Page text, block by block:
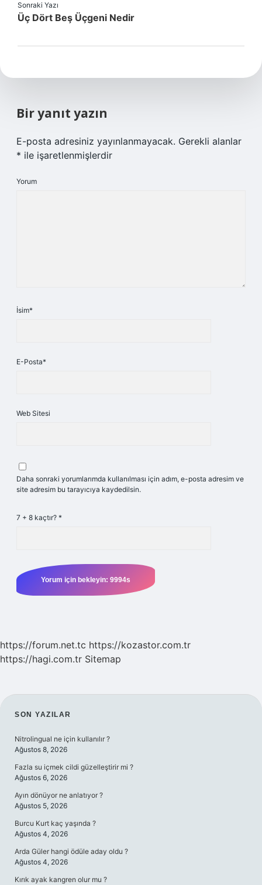
Sonraki Yazı
Üç Dört Beş Üçgeni Nedir
Bir yanıt yazın
E-posta adresiniz yayınlanmayacak. Gerekli alanlar
* ile işaretlenmişlerdir
Yorum
İsim*
E-Posta*
Web Sitesi
Daha sonraki yorumlarımda kullanılması için adım, e-posta adresim ve
site adresim bu tarayıcıya kaydedilsin.
7 + 8 kaçtır? *
https://forum.net.tc https://kozastor.com.tr
https://hagi.com.tr Sitemap
SIDEBAR
SON YAZILAR
Nitrolingual ne için kullanılır ?
Ağustos 8, 2026
Fazla su içmek cildi güzelleştirir mi ?
Ağustos 6, 2026
Ayın dönüyor ne anlatıyor ?
Ağustos 5, 2026
Burcu Kurt kaç yaşında ?
Ağustos 4, 2026
Arda Güler hangi ödüle aday oldu ?
Ağustos 4, 2026
Kırık ayak kangren olur mu ?